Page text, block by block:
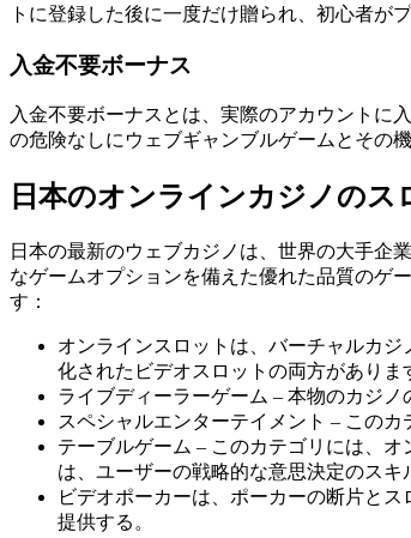
トに登録した後に一度だけ贈られ、初心者が
入金不要ボーナス
入金不要ボーナスとは、実際のアカウントに
の危険なしにウェブギャンブルゲームとその
日本のオンラインカジノのス
日本の最新のウェブカジノは、世界の大手企
なゲームオプションを備えた優れた品質のゲ
す：
オンラインスロットは、バーチャルカ
化されたビデオスロットの両方がありま
ライブディーラーゲーム – 本物のカジ
スペシャルエンターテイメント – この
テーブルゲーム – このカテゴリには、
は、ユーザーの戦略的な意思決定のスキ
ビデオポーカーは、ポーカーの断片と
提供する。